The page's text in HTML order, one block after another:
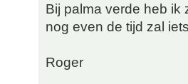
Bij palma verde heb ik
nog even de tijd zal
Roger